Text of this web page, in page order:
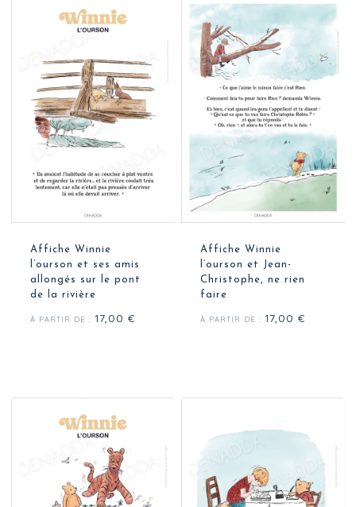
Affiche Winnie
l’ourson et ses amis
allongés sur le pont
de la rivière
À PARTIR DE : 17,00 €
Affiche Winnie
l’ourson et Jean-
Christophe, ne rien
faire
À PARTIR DE : 17,00 €